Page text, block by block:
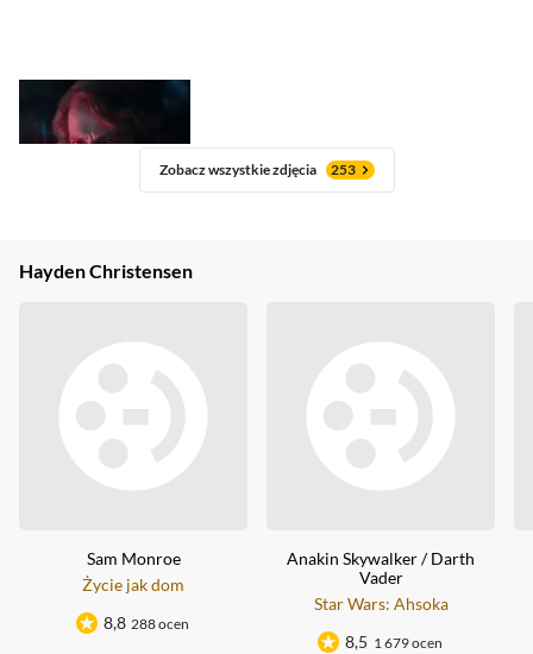
Zobacz wszystkie zdjęcia 253
Hayden Christensen
Sam Monroe
Życie jak dom
8,8 288 ocen
Anakin Skywalker/Darth
Vader
Star Wars: Ahsoka
8,5 1 679 ocen